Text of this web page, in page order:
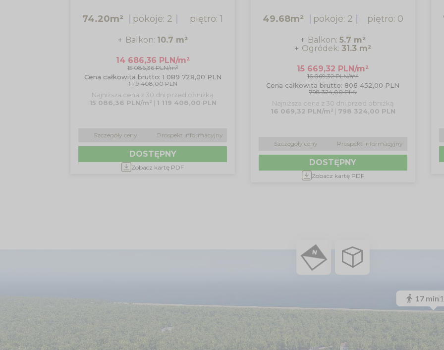
74.20m² pokoje: 2 piętro: 1
Balkon: 10.7 m²
14 686,36 PLN/m²
15 086,36 PLN/m²
Cena całkowita brutto: 1 089 728,00 PLN
1 119 408,00 PLN
Najniższa cena z 30 dni przed obniżką
15 086,36 PLN/m² | 1 119 408,00 PLN
Szczegóły ceny Prospekt informacyjny
DOSTĘPNY
Zobacz kartę PDF
49.68m² pokoje: 2 piętro: 0
Balkon: 5.7 m²
Ogródek:31.3 m²
15 669,32 PLN/m²
16 069,32 PLN/m²
Cena całkowita brutto: 806 452,00 PLN
798 324,00 PLN
Najniższa cena z 30 dni przed obniżką
16 069,32 PLN/m² | 798 324,00 PLN
Szczegóły ceny Prospekt informacyjny
DOSTĘPNY
Zobacz kartę PDF